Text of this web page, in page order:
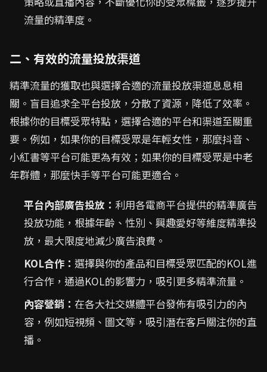
流量的精準度。
二、有效的流量投放渠道
精準流量的獲取也與選擇合適的流量投放渠道息息相
關。盲目追求全平台投放，分散了資源，降低了效率。
根據你的目標受眾特點，選擇合適的平台和渠道至關重
要。例如，如果你的目標受眾是年輕女性，那麼抖音、
小紅書等平台可能更為有效；如果你的目標受眾是中老
年群體，那麼快手等平台可能更適合。
平台內部廣告投放： 利用各電商平台提供的精準廣告
投放功能，根據年齡、性別、興趣愛好等維度精準投
放，最大限度地減少廣告浪費。
KOL合作： 選擇與你的產品和目標受眾匹配的KOL進
行合作，通過KOL的影響力，吸引更多精準流量。
內容營銷： 在各大社交媒體平台發佈有吸引力的內
容，例如短視頻、圖文等，吸引潛在客戶關注你的直
播。